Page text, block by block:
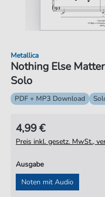
Nothing Else
Solo
Metallica
PDF + MP3 Download
4,99 €
Preis inkl. gesetz. MwSt.,
Ausgabe
Noten mit Audio